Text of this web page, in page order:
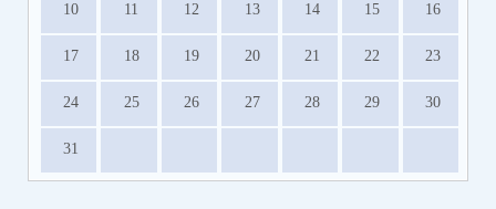
10 11 12 13 14 15 16
17 18 19 20 21 22 23
24 25 26 27 28 29 30
31